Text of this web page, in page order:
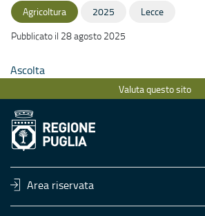
Agricoltura 2025
Lecce
Pubblicato il 28 agosto 2025
Ascolta
Valuta questo sito
Area riservata